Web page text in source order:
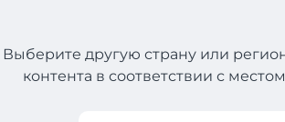
Регистрация
Выберите другую страну или
контента в соответствии с